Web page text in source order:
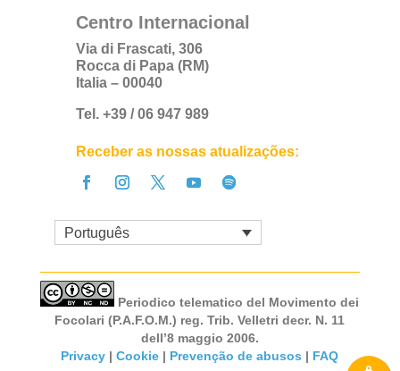
Centro Internacional
Via di Frascati, 306
Rocca di Papa (RM)
Italia – 00040
Tel. +39 / 06 947 989
Receber as nossas atualizações:
Português
Periodico telematico del Movimento dei
Focolari (P.A.F.O.M.) reg. Trib. Velletri decr. N. 11
dell’8 maggio 2006.
Privacy |Cookie | Prevenção de abusos | FAQ